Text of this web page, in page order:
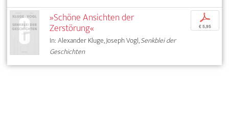
»Schöne Ansichten der
Zerstörung«
In: Alexander Kluge, Joseph Vogl,Senkblei der
Geschichten
p
€ 5,95